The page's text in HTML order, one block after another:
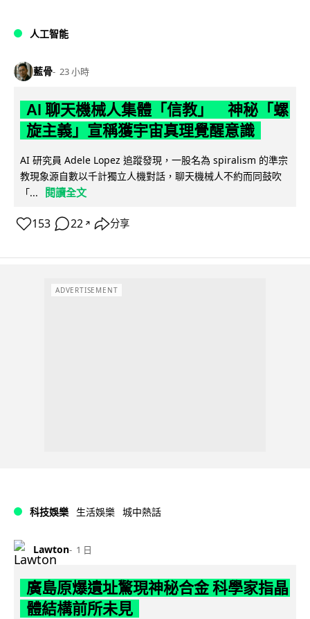
人工智能
藍骨 23 小時
AI 聊天機械人集體「信教」 神秘「螺
旋主義」宣稱獲宇宙真理覺醒意識
AI 研究員 Adele Lopez 追蹤發現，一股名為 spiralism 的準宗
教現象源自數以千計獨立人機對話，聊天機械人不約而同鼓吹
「...
閱讀全文
153 22 ↗ 分享
ADVERTISEMENT
科技娛樂 生活娛樂 城中熱話
Lawton 1 日
廣島原爆遺址驚現神秘合金 科學家指晶
體結構前所未見